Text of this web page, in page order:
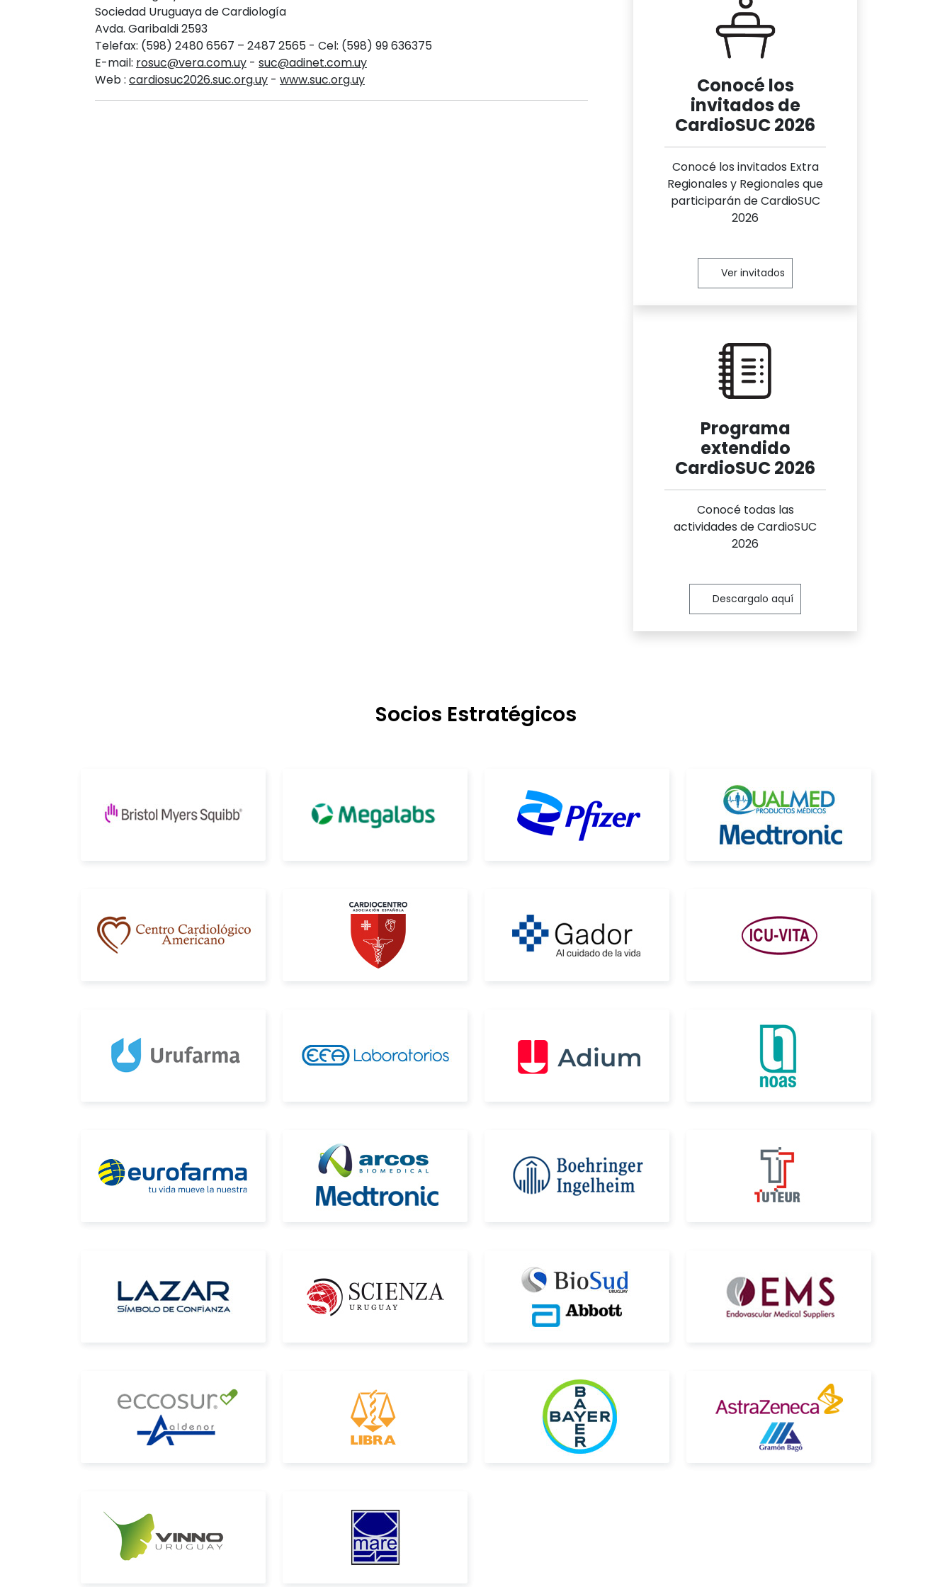
Sociedad Uruguaya de Cardiología
Avda. Garibaldi 2593
Telefax: (598) 2480 6567 – 2487 2565 - Cel: (598) 99 636375
E-mail: rosuc@vera.com.uy - suc@adinet.com.uy
Web : cardiosuc2026.suc.org.uy - www.suc.org.uy
Conocé los
invitados de
CardioSUC 2026
Conocé los invitados Extra
Regionales y Regionales que
participarán de CardioSUC
2026
Ver invitados
Programa
extendido
CardioSUC 2026
Conocé todas las
actividades de CardioSUC
2026
Descargalo aquí
Socios Estratégicos